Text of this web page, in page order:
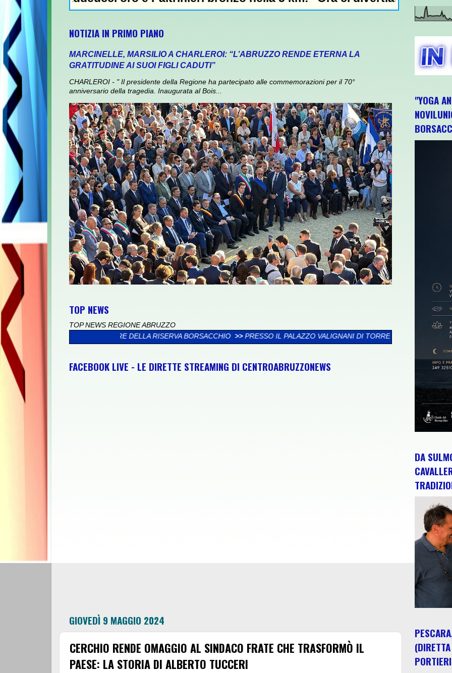
NOTIZIA IN PRIMO PIANO
MARCINELLE, MARSILIO A CHARLEROI: “L’ABRUZZO RENDE ETERNA LA
GRATITUDINE AI SUOI FIGLI CADUTI”
CHARLEROI - " Il presidente della Regione ha partecipato alle commemorazioni per il 70°
anniversario della tragedia. Inaugurata al Bois...
TOP NEWS
TOP NEWS REGIONE ABRUZZO
MARE DELLA RISERVA BORSACCHIO >> PRESSO IL PALAZZO VALIGNANI DI TORREVECCHIA TEATINA SI CHIUDE LA XXVI
FACEBOOK LIVE - LE DIRETTE STREAMING DI CENTROABRUZZONEWS
GIOVEDÌ 9 MAGGIO 2024
CERCHIO RENDE OMAGGIO AL SINDACO FRATE CHE TRASFORMÒ IL
PAESE: LA STORIA DI ALBERTO TUCCERI
"YOGA
DA
PORTIERI